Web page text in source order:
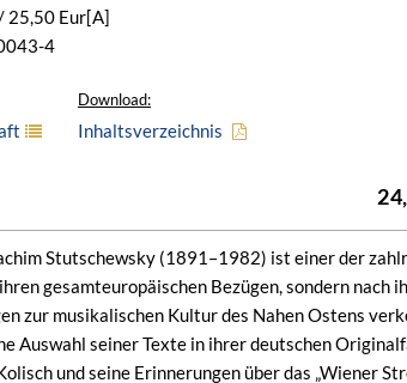
25,50 Eur[A]
4
Download:
Inhaltsverzeichnis
Stutschewsky (1891–1982) ist einer der
gesamteuropäischen Bezügen, sondern nach
zur musikalischen Kultur des Nahen Ostens
Auswahl seiner Texte in ihrer deutschen
und seine Erinnerungen über das „Wiener